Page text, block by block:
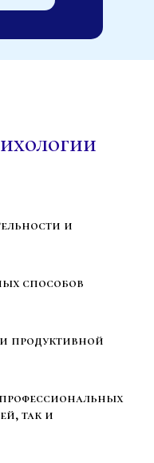
и
способов
продуктивной
так и